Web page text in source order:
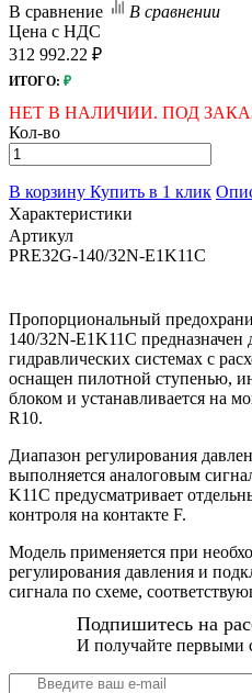
В сравнение
В сравнении
Цена с НДС
312 992.22 ₽
ИТОГО: ₽
НЕТ В НАЛИЧИИ. ПОД
Кол-во
В корзину Купить в 1 клик
Характеристики
Артикул
PRE32G-140/32N-E1K11C
Пропорциональный
140/32N-E1K11C предназначен
гидравлических системах с
оснащен пилотной ступенью,
блоком и устанавливается на
R10.
Диапазон регулирования
выполняется аналоговым
K11C предусматривает
контроля на контакте F.
Модель применяется при
регулирования давления и
сигнала по схеме,
Подпишитесь на
И получайте первыми